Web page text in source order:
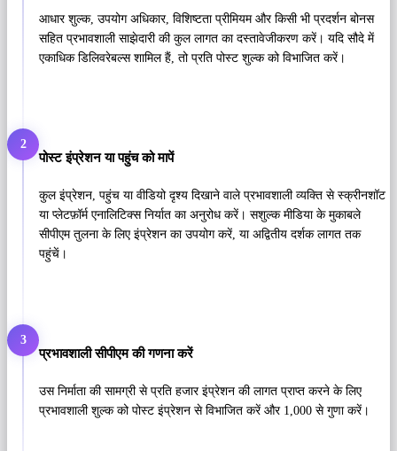
आधार शुल्क, उपयोग अधिकार, विशिष्टता प्रीमियम और किसी भी प्रदर्शन बोनस
सहित प्रभावशाली साझेदारी की कुल लागत का दस्तावेजीकरण करें। यदि सौदे में
एकाधिक डिलिवरेबल्स शामिल हैं, तो प्रति पोस्ट शुल्क को विभाजित करें।
2
पोस्ट इंप्रेशन या पहुंच को मापें
कुल इंप्रेशन, पहुंच या वीडियो दृश्य दिखाने वाले प्रभावशाली व्यक्ति से स्क्रीनशॉट
या प्लेटफ़ॉर्म एनालिटिक्स निर्यात का अनुरोध करें। सशुल्क मीडिया के मुकाबले
सीपीएम तुलना के लिए इंप्रेशन का उपयोग करें, या अद्वितीय दर्शक लागत तक
पहुंचें।
3
प्रभावशाली सीपीएम की गणना करें
उस निर्माता की सामग्री से प्रति हजार इंप्रेशन की लागत प्राप्त करने के लिए
प्रभावशाली शुल्क को पोस्ट इंप्रेशन से विभाजित करें और 1,000 से गुणा करें।